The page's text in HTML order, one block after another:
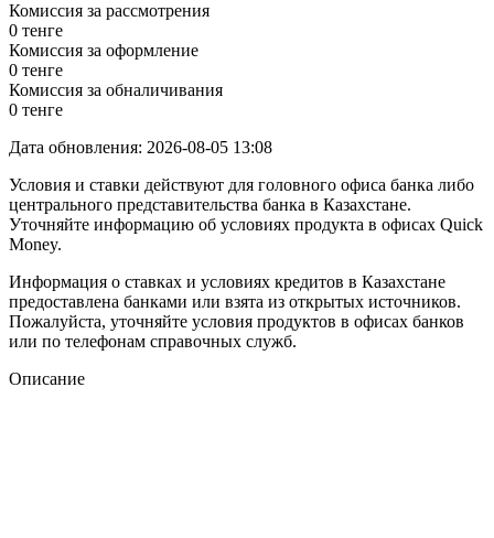
Комиссия за рассмотрения
0 тенге
Комиссия за оформление
0 тенге
Комиссия за обналичивания
0 тенге
Дата обновления: 2026-08-05 13:08
Условия и ставки действуют для головного офиса банка либо
центрального представительства банка в Казахстане.
Уточняйте информацию об условиях продукта в офисах Quick
Money.
Информация о ставках и условиях кредитов в Казахстане
предоставлена банками или взята из открытых источников.
Пожалуйста, уточняйте условия продуктов в офисах банков
или по телефонам справочных служб.
Описание